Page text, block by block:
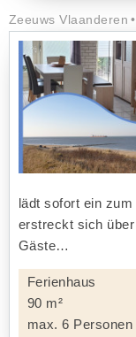
Zeeuws Vlaanderen
lädt sofort ein
erstreckt sich
Gäste
Ferienhaus
90 m²
max. 6 Personen